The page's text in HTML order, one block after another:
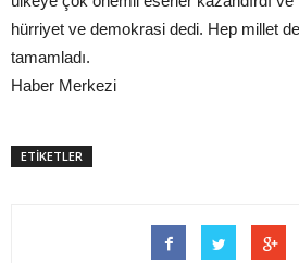
hürriyet ve demokrasi dedi. Hep millet
tamamladı.
Haber Merkezi
ETİKETLER